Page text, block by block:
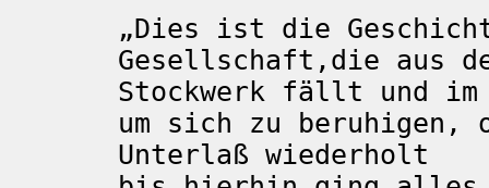
„Dies ist die
Gesellschaft,die aus
Stockwerk fällt und
um sich zu beruhigen,
Unterlaß wiederholt